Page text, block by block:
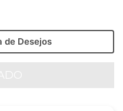
de Desejos